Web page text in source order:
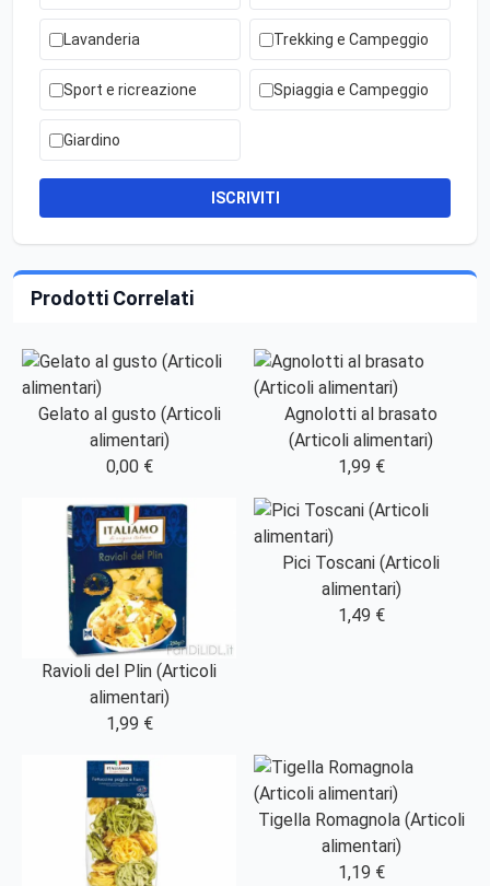
Lavanderia Trekking e Campeggio
Sport e ricreazione Spiaggia e Campeggio
Giardino
ISCRIVITI
Prodotti Correlati
Gelato al gusto (Articoli
alimentari)
0,00 €
Agnolotti al brasato
(Articoli alimentari)
1,99 €
Ravioli del Plin (Articoli
alimentari)
1,99 €
Pici Toscani (Articoli
alimentari)
1,49 €
Tigella Romagnola (Articoli
alimentari)
1,19 €